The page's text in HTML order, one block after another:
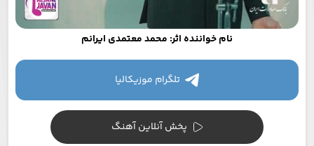
نام خواننده اثر: محمد معتمدی ایرانم
تلگرام موزیکالیا
پخش آنلاین آهنگ